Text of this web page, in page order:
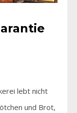
lebt nicht
und Brot,